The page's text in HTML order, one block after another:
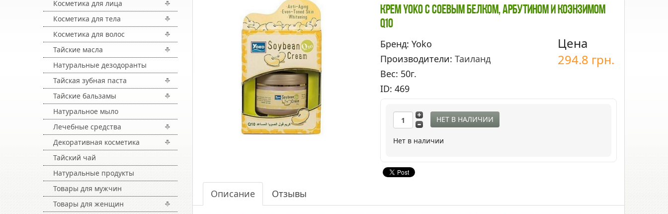
Косметика для лица
Косметика для тела
Косметика для волос
Тайские масла
Натуральные дезодоранты
Тайская зубная паста
Тайские бальзамы
Натуральное мыло
Лечебные средства
Декоративная косметика
Тайский чай
Натуральные продукты
Товары для мужчин
Товары для женщин
Крем Yoko С Соевым Белком, Арбутином И Коэнзимом
Q10
Бренд: Yoko
Производители: Таиланд
Вес: 50г.
ID: 469
Цена
294.8 грн.
НЕТ В НАЛИЧИИ
Нет в наличии
Описание Отзывы